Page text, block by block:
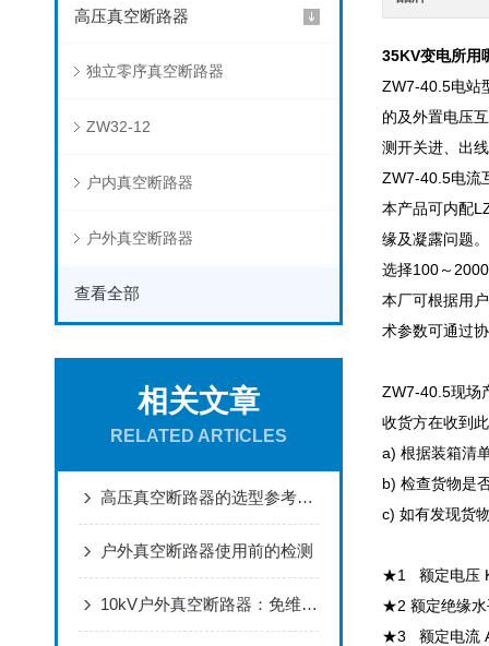
高压真空断路器
独立零序真空断路器
ZW32-12
户内真空断路器
户外真空断路器
查看全部
相关文章
RELATED ARTICLES
高压真空断路器的选型参考了解下呢
户外真空断路器使用前的检测
10kV户外真空断路器：免维护设计，适配电网架空线路分合闸
35KV变电所用
ZW7-40.5电站
的及外置电压
测开关进、出
ZW7-40.5电流
本产品可内配
缘及凝露问题
选择100～
本厂可根据用
术参数可通过
ZW7-40.5现场
收货方在收到
a) 根据装箱清
b) 检查货物是
c) 如有发现货
★1 额定电压
★2 额定绝缘
★3 额定电流